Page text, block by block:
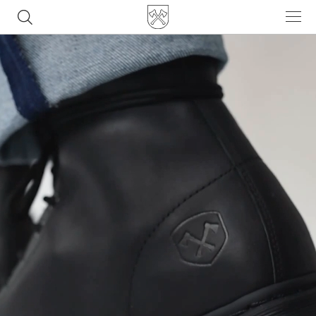
Популярные товары
ботинки
куртка
брюки
рюкзак
джинсы